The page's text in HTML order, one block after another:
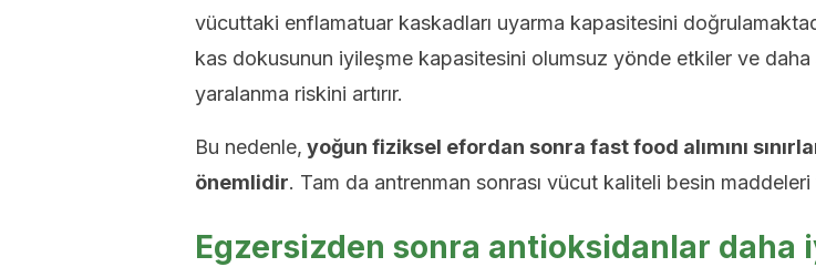
vücuttaki enflamatuar kaskadları uyarma kapasitesini
kas dokusunun iyileşme kapasitesini olumsuz yönde etkiler ve daha
yaralanma riskini artırır.
Bu nedenle, yoğun fiziksel efordan sonra fast food alımını
önemlidir. Tam da antrenman sonrası vücut kaliteli besin maddeleri
Egzersizden sonra antioksidanlar daha